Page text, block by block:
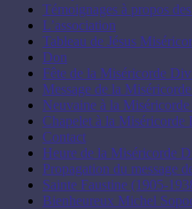
Témoignages à propos
L’association
Tableau de Jésus
Don
Fête de la Miséricorde
Message de la
Neuvaine à la
Chapelet à la Miséricorde
Contact
Heure de la Miséricorde
Propagation du message
Sainte Faustine (1905-
Bienheureux Michel